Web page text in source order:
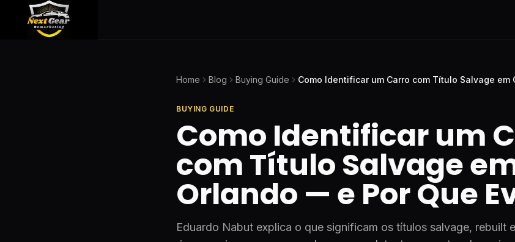
Home Blog Buying Guide Como Identificar um Carro com Título Salvage
BUYING GUIDE
Como Identificar um
com Título Salvage
Orlando — e Por Que
Eduardo Nabut explica o que significam os títulos salvage, rebuilt